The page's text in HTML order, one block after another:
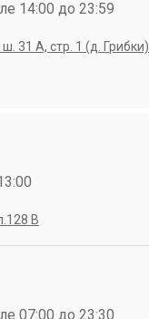
14:00 до 23:59
31 А, стр. 1 (д. Грибки)
В
07:00 до 23:30